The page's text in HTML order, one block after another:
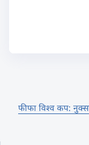
फीफा विश्व कप: